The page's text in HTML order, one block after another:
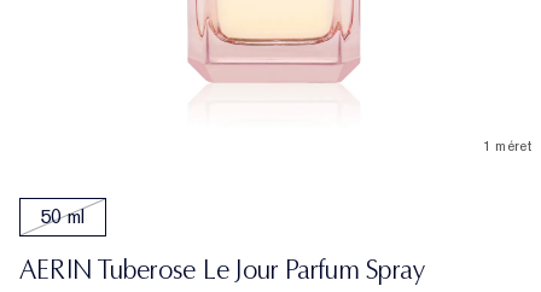
1 méret
50 ml
AERIN Tuberose Le Jour Parfum Spray